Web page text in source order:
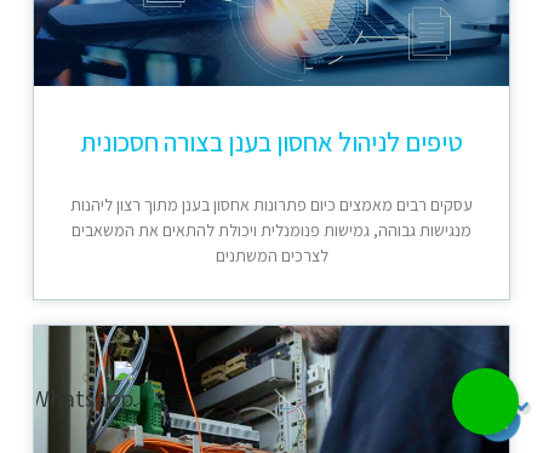
טיפים לניהול אחסון בענן בצורה חסכונית
עסקים רבים מאמצים כיום פתרונות אחסון בענן מתוך רצון ליהנות
מנגישות גבוהה, גמישות פנומנלית ויכולת להתאים את המשאבים
לצרכים המשתנים